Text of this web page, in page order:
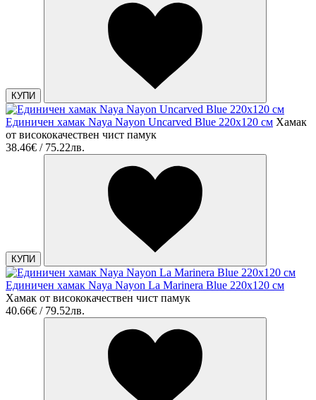
КУПИ
Единичен хамак Naya Nayon Uncarved Blue 220х120 см Хамак
от висококачествен чист памук
38.46€ / 75.22лв.
КУПИ
Единичен хамак Naya Nayon La Marinera Blue 220х120 см
Хамак от висококачествен чист памук
40.66€ / 79.52лв.